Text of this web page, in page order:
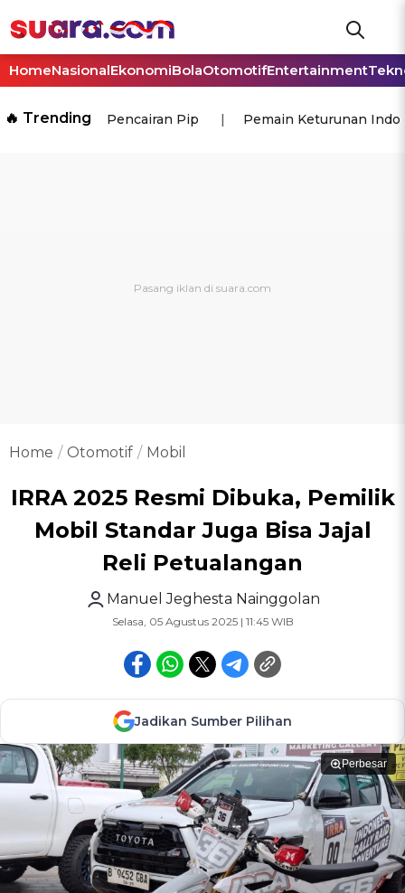
HomeNasionalEkonomiBolaOtomotifEntertainment
🔥 Trending Pencairan Pip Pemain Keturunan
Home Otomotif Mobil
IRRA 2025 Resmi Dibuka, Pemilik
Mobil Standar Juga Bisa Jajal
Reli Petualangan
Manuel Jeghesta Nainggolan
Selasa, 05 Agustus 2025 | 11:45 WIB
Jadikan Sumber Pilihan
Perbesar